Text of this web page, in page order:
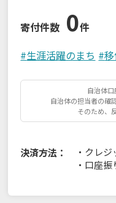
寄付件数 0件
#生涯活躍のまち #
自治体口
自治体の担当者の確
そのため、
決済方法： ・ クレジ
・ 口座振